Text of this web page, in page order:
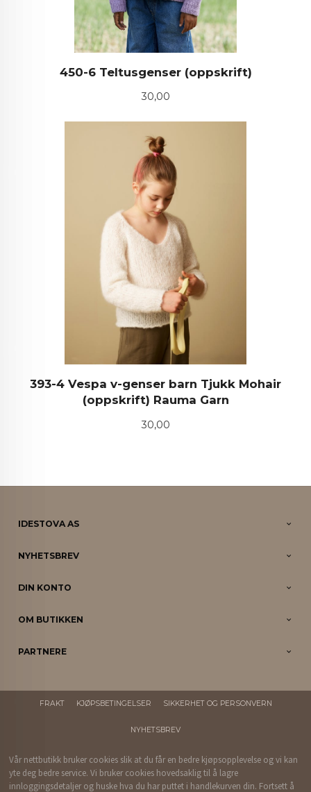
450-6 Teltusgenser (oppskrift)
Pris
30,00
393-4 Vespa v-genser barn Tjukk Mohair
(oppskrift) Rauma Garn
Pris
30,00
IDESTOVA AS
NYHETSBREV
DIN KONTO
OM BUTIKKEN
PARTNERE
FRAKT KJØPSBETINGELSER SIKKERHET OG PERSONVERN
NYHETSBREV
Vår nettbutikk bruker cookies slik at du får en bedre kjøpsopplevelse og vi kan
yte deg bedre service. Vi bruker cookies hovedsaklig til å lagre
innloggingsdetaljer og huske hva du har puttet i handlekurven din. Fortsett å